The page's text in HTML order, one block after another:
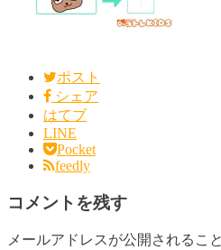
ポスト
シェア
はてブ
LINE
Pocket
feedly
コメントを残す
メールアドレスが公開されるこ